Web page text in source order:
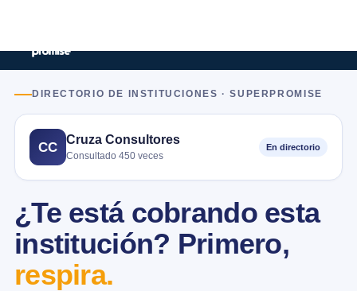
DIRECTORIO DE INSTITUCIONES · SUPERPROMISE
CC
Cruza Consultores
Consultado 450 veces
En directorio
¿Te está cobrando esta
institución? Primero,
respira.